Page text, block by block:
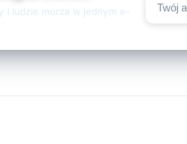
i ludzie morza w jednym e-